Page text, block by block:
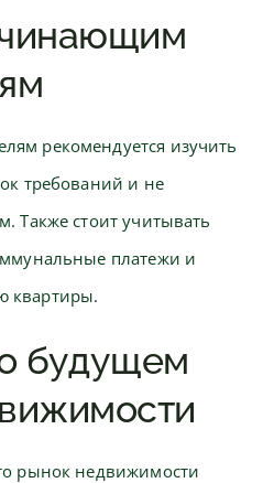
рекомендуется изучить
требований и не
Также стоит учитывать
платежи и
квартиры.
будущем
рынок недвижимости